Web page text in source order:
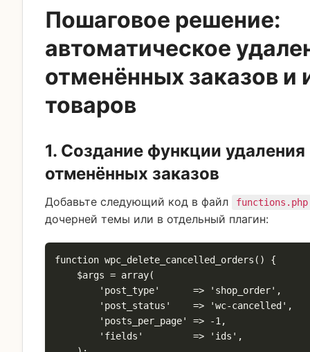
Пошаговое решение:
автоматическое
отменённых заказов и
товаров
1. Создание функции удаления
отменённых заказов
Добавьте следующий код в файл functions.php
дочерней темы или в отдельный плагин:
function wpc_delete_cancelled_orders() {